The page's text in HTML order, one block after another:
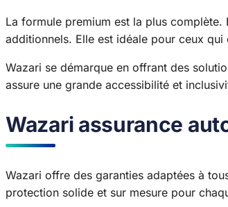
La formule premium est la plus
additionnels. Elle est idéale pour ceux
Wazari se démarque en offrant des
assure une grande accessibilité et
Wazari assurance
Wazari offre des garanties adaptées à
protection solide et sur mesure pour